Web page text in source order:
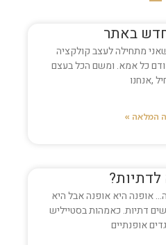
באתר
מתחילה לעצב קולקציה
כל אמא. ומשם הכל בעצם
,אנחנו
המלאה »
אופנה היא אופנה אבל היא
דתיות. כאמהות בסטייליש
אופנתיים